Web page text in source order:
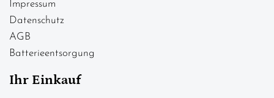
Impressum
Datenschutz
AGB
Batterieentsorgung
Ihr Einkauf